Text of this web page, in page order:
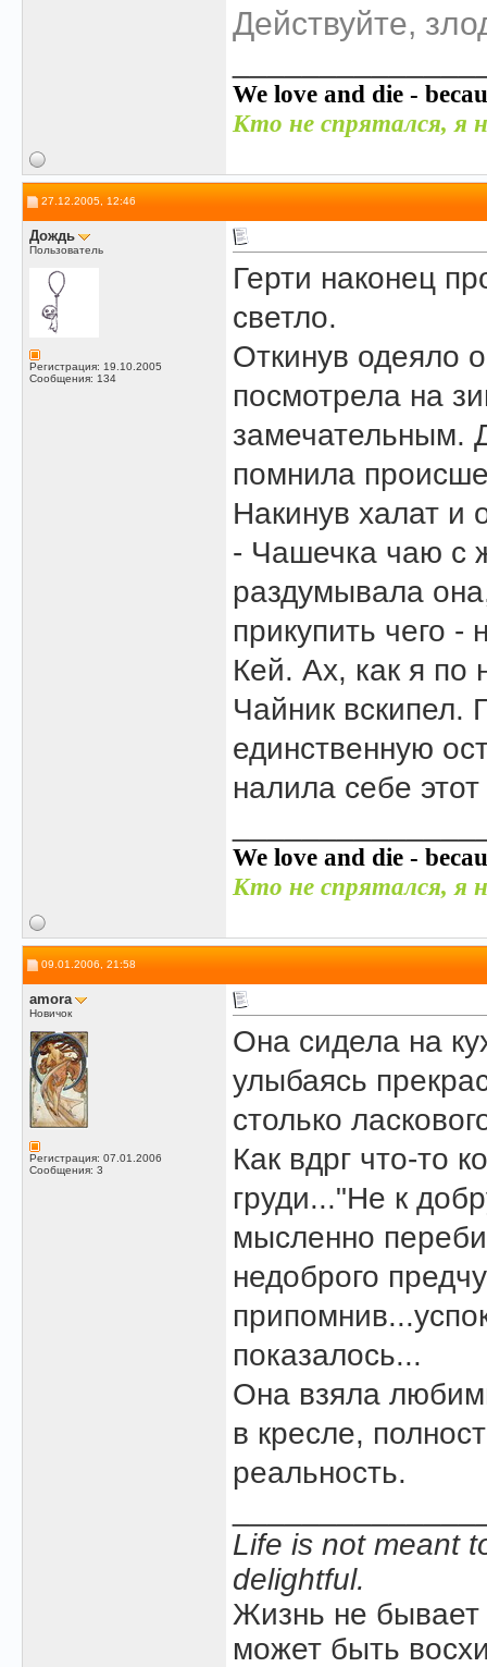
Действуйте,
We love and die -
Кто не спрятался, я
27.12.2005, 12:46
Дождь
Пользователь
Регистрация: 19.10.2005
Сообщения: 134
Герти наконец
светло.
Откинув одеяло
посмотрела на
замечательным.
помнила
Накинув халат и
- Чашечка чаю с
раздумывала
прикупить чего -
Кей. Ах, как я по
Чайник вскипел.
единственную
налила себе
We love and die -
Кто не спрятался, я
09.01.2006, 21:58
amora
Новичок
Регистрация: 07.01.2006
Сообщения: 3
Она сидела на
улыбаясь
столько
Как вдрг что-то
груди..."Не к
мысленно
недоброго
показалось...
Она взяла
в кресле,
реальность.
Life is not meant
delightful.
Жизнь не бывает
может быть